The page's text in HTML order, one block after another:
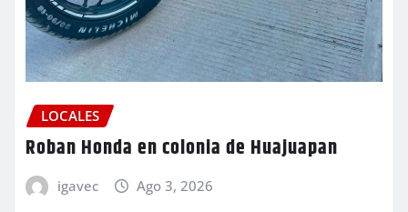
LOCALES
Roban Honda en colonia de Huajuapan
igavec Ago 3, 2026